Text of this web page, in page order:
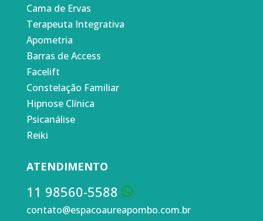
Cama de Ervas
Terapeuta Integrativa
Apometria
Barras de Access
Facelift
Constelação Familiar
Hipnose Clínica
Psicanálise
Reiki
ATENDIMENTO
11 98560-5588
contato@espacoaureapombo.com.br